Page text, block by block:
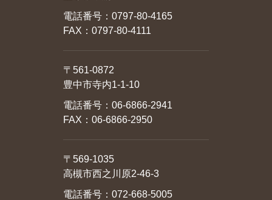
電話番号： 0797-80-4165
FAX：0797-80-4111
〒561-0872
豊中市寺内1-1-10
電話番号： 06-6866-2941
FAX：06-6866-2950
〒569-1035
高槻市西之川原2-46-3
電話番号： 072-668-5005